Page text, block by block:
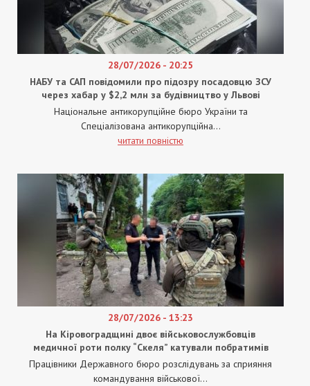
28/07/2026 - 20:25
НАБУ та САП повідомили про підозру посадовцю ЗСУ
через хабар у $2,2 млн за будівництво у Львові
Національне антикорупційне бюро України та
Спеціалізована антикорупційна...
читати повністю
28/07/2026 - 13:23
На Кіровоградщині двоє військовослужбовців
медичної роти полку “Скеля” катували побратимів
Працівники Державного бюро розслідувань за сприяння
командування військової...